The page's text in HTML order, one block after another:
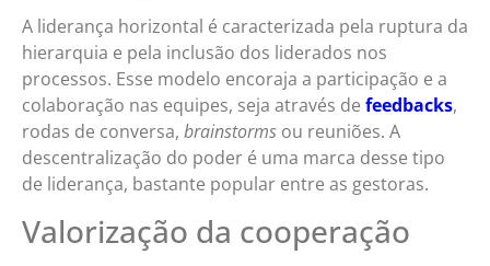
A liderança horizontal é caracterizada pela ruptura da
hierarquia e pela inclusão dos liderados nos
processos. Esse modelo encoraja a participação e a
colaboração nas equipes, seja através de feedbacks,
rodas de conversa, brainstorms ou reuniões. A
descentralização do poder é uma marca desse tipo
de liderança, bastante popular entre as gestoras.
Valorização da cooperação